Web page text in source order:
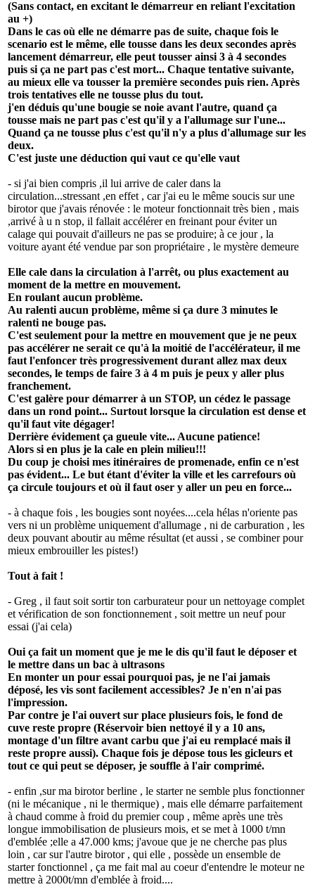
(Sans contact, en excitant le démarreur en reliant l'excitation
au +)
Dans le cas où elle ne démarre pas de suite, chaque fois le
scenario est le même, elle tousse dans les deux secondes après
lancement démarreur, elle peut tousser ainsi 3 à 4 secondes
puis si ça ne part pas c'est mort... Chaque tentative suivante,
au mieux elle va tousser la première secondes puis rien. Après
trois tentatives elle ne tousse plus du tout.
j'en déduis qu'une bougie se noie avant l'autre, quand ça
tousse mais ne part pas c'est qu'il y a l'allumage sur l'une...
Quand ça ne tousse plus c'est qu'il n'y a plus d'allumage sur les
deux.
C'est juste une déduction qui vaut ce qu'elle vaut
- si j'ai bien compris ,il lui arrive de caler dans la
circulation...stressant ,en effet , car j'ai eu le même soucis sur une
birotor que j'avais rénovée : le moteur fonctionnait très bien , mais
,arrivé à u n stop, il fallait accélérer en freinant pour éviter un
calage qui pouvait d'ailleurs ne pas se produire; à ce jour , la
voiture ayant été vendue par son propriétaire , le mystère demeure
Elle cale dans la circulation à l'arrêt, ou plus exactement au
moment de la mettre en mouvement.
En roulant aucun problème.
Au ralenti aucun problème, même si ça dure 3 minutes le
ralenti ne bouge pas.
C'est seulement pour la mettre en mouvement que je ne peux
pas accélérer ne serait ce qu'à la moitié de l'accélérateur, il me
faut l'enfoncer très progressivement durant allez max deux
secondes, le temps de faire 3 à 4 m puis je peux y aller plus
franchement.
C'est galère pour démarrer à un STOP, un cédez le passage
dans un rond point... Surtout lorsque la circulation est dense et
qu'il faut vite dégager!
Derrière évidement ça gueule vite... Aucune patience!
Alors si en plus je la cale en plein milieu!!!
Du coup je choisi mes itinéraires de promenade, enfin ce n'est
pas évident... Le but étant d'éviter la ville et les carrefours où
ça circule toujours et où il faut oser y aller un peu en force...
- à chaque fois , les bougies sont noyées....cela hélas n'oriente pas
vers ni un problème uniquement d'allumage , ni de carburation , les
deux pouvant aboutir au même résultat (et aussi , se combiner pour
mieux embrouiller les pistes!)
Tout à fait !
- Greg , il faut soit sortir ton carburateur pour un nettoyage complet
et vérification de son fonctionnement , soit mettre un neuf pour
essai (j'ai cela)
Oui ça fait un moment que je me le dis qu'il faut le déposer et
le mettre dans un bac à ultrasons
En monter un pour essai pourquoi pas, je ne l'ai jamais
déposé, les vis sont facilement accessibles? Je n'en n'ai pas
l'impression.
Par contre je l'ai ouvert sur place plusieurs fois, le fond de
cuve reste propre (Réservoir bien nettoyé il y a 10 ans,
montage d'un filtre avant carbu que j'ai eu remplacé mais il
reste propre aussi). Chaque fois je dépose tous les gicleurs et
tout ce qui peut se déposer, je souffle à l'air comprimé.
- enfin ,sur ma birotor berline , le starter ne semble plus fonctionner
(ni le mécanique , ni le thermique) , mais elle démarre parfaitement
à chaud comme à froid du premier coup , même après une très
longue immobilisation de plusieurs mois, et se met à 1000 t/mn
d'emblée ;elle a 47.000 kms; j'avoue que je ne cherche pas plus
loin , car sur l'autre birotor , qui elle , possède un ensemble de
starter fonctionnel , ça me fait mal au coeur d'entendre le moteur ne
mettre à 2000t/mn d'emblée à froid....